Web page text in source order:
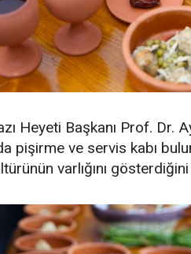
Heyeti Başkanı Prof. Dr.
pişirme ve servis kabı
varlığını